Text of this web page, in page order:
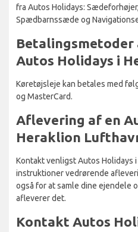
fra Autos Holidays:
Spædbarnssæde og
Betalingsmetoder
Autos Holidays i
Køretøjsleje kan betales med
og MasterCard.
Aflevering af en
Heraklion
Kontakt venligst Autos Holidays
instruktioner vedrørende
også for at samle dine ejendele
afleverer det.
Kontakt Autos